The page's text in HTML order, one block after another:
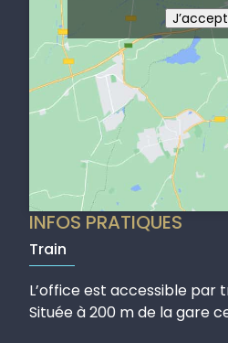
INFOS PRATIQUES
Train
L’office est accessible par
Située à 200 m de la gare